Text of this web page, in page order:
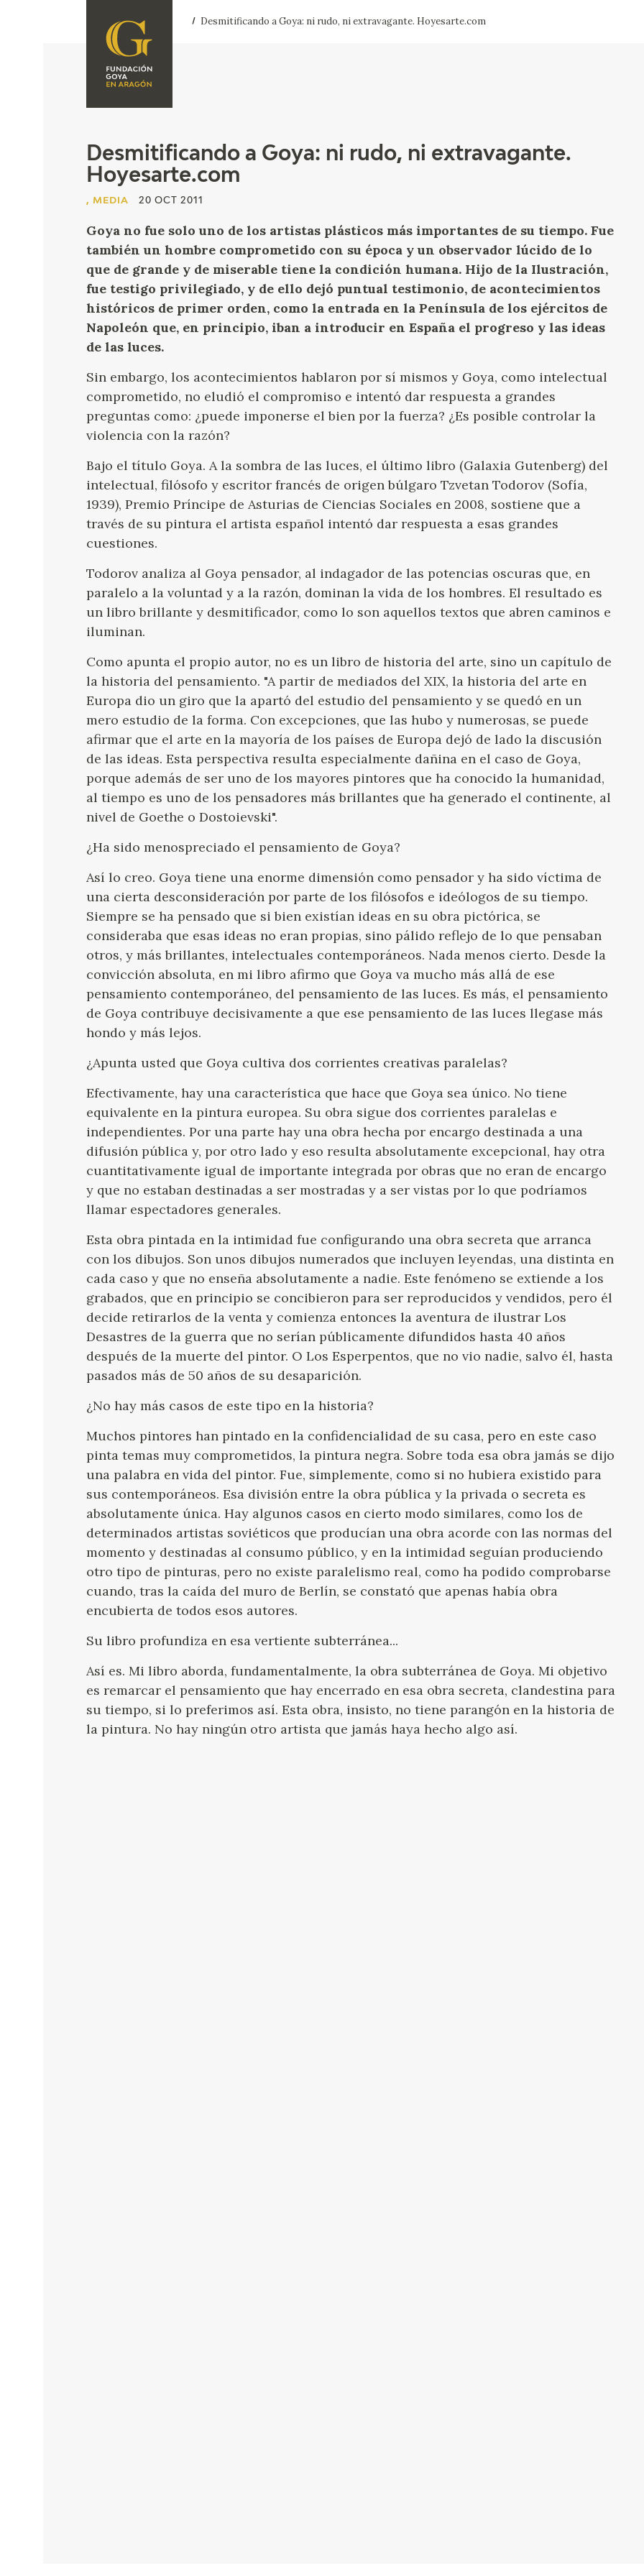
FOUNDATION
SOMOS
CORPORATE
ACTION
CONTACT
GOYA
Desmitificando a Goya: ni rudo, ni extravagante.
Hoyesarte.com
, MEDIA 20 OCT 2011
Goya no fue solo uno de los artistas plásticos más importantes de su tiempo. Fue
también un hombre comprometido con su época y un observador lúcido de lo
que de grande y de miserable tiene la condición humana. Hijo de la Ilustración,
fue testigo privilegiado, y de ello dejó puntual testimonio, de acontecimientos
históricos de primer orden, como la entrada en la Península de los ejércitos de
Napoleón que, en principio, iban a introducir en España el progreso y las ideas
de las luces.
Sin embargo, los acontecimientos hablaron por sí mismos y Goya, como intelectual
comprometido, no eludió el compromiso e intentó dar respuesta a grandes
preguntas como: ¿puede imponerse el bien por la fuerza? ¿Es posible controlar la
violencia con la razón?
Bajo el título Goya. A la sombra de las luces, el último libro (Galaxia Gutenberg) del
intelectual, filósofo y escritor francés de origen búlgaro Tzvetan Todorov (Sofía,
1939), Premio Príncipe de Asturias de Ciencias Sociales en 2008, sostiene que a
través de su pintura el artista español intentó dar respuesta a esas grandes
cuestiones.
Todorov analiza al Goya pensador, al indagador de las potencias oscuras que, en
paralelo a la voluntad y a la razón, dominan la vida de los hombres. El resultado es
un libro brillante y desmitificador, como lo son aquellos textos que abren caminos e
iluminan.
Como apunta el propio autor, no es un libro de historia del arte, sino un capítulo de
la historia del pensamiento. "A partir de mediados del XIX, la historia del arte en
Europa dio un giro que la apartó del estudio del pensamiento y se quedó en un
mero estudio de la forma. Con excepciones, que las hubo y numerosas, se puede
afirmar que el arte en la mayoría de los países de Europa dejó de lado la discusión
de las ideas. Esta perspectiva resulta especialmente dañina en el caso de Goya,
porque además de ser uno de los mayores pintores que ha conocido la humanidad,
al tiempo es uno de los pensadores más brillantes que ha generado el continente, al
nivel de Goethe o Dostoievski".
¿Ha sido menospreciado el pensamiento de Goya?
Así lo creo. Goya tiene una enorme dimensión como pensador y ha sido víctima de
una cierta desconsideración por parte de los filósofos e ideólogos de su tiempo.
Siempre se ha pensado que si bien existían ideas en su obra pictórica, se
consideraba que esas ideas no eran propias, sino pálido reflejo de lo que pensaban
otros, y más brillantes, intelectuales contemporáneos. Nada menos cierto. Desde la
convicción absoluta, en mi libro afirmo que Goya va mucho más allá de ese
pensamiento contemporáneo, del pensamiento de las luces. Es más, el pensamiento
de Goya contribuye decisivamente a que ese pensamiento de las luces llegase más
hondo y más lejos.
¿Apunta usted que Goya cultiva dos corrientes creativas paralelas?
Efectivamente, hay una característica que hace que Goya sea único. No tiene
equivalente en la pintura europea. Su obra sigue dos corrientes paralelas e
independientes. Por una parte hay una obra hecha por encargo destinada a una
difusión pública y, por otro lado y eso resulta absolutamente excepcional, hay otra
cuantitativamente igual de importante integrada por obras que no eran de encargo
y que no estaban destinadas a ser mostradas y a ser vistas por lo que podríamos
llamar espectadores generales.
Esta obra pintada en la intimidad fue configurando una obra secreta que arranca
con los dibujos. Son unos dibujos numerados que incluyen leyendas, una distinta en
cada caso y que no enseña absolutamente a nadie. Este fenómeno se extiende a los
grabados, que en principio se concibieron para ser reproducidos y vendidos, pero él
decide retirarlos de la venta y comienza entonces la aventura de ilustrar Los
Desastres de la guerra que no serían públicamente difundidos hasta 40 años
después de la muerte del pintor. O Los Esperpentos, que no vio nadie, salvo él, hasta
pasados más de 50 años de su desaparición.
¿No hay más casos de este tipo en la historia?
Muchos pintores han pintado en la confidencialidad de su casa, pero en este caso
pinta temas muy comprometidos, la pintura negra. Sobre toda esa obra jamás se dijo
una palabra en vida del pintor. Fue, simplemente, como si no hubiera existido para
sus contemporáneos. Esa división entre la obra pública y la privada o secreta es
absolutamente única. Hay algunos casos en cierto modo similares, como los de
determinados artistas soviéticos que producían una obra acorde con las normas del
momento y destinadas al consumo público, y en la intimidad seguían produciendo
otro tipo de pinturas, pero no existe paralelismo real, como ha podido comprobarse
cuando, tras la caída del muro de Berlín, se constató que apenas había obra
encubierta de todos esos autores.
Su libro profundiza en esa vertiente subterránea...
Así es. Mi libro aborda, fundamentalmente, la obra subterránea de Goya. Mi objetivo
es remarcar el pensamiento que hay encerrado en esa obra secreta, clandestina para
su tiempo, si lo preferimos así. Esta obra, insisto, no tiene parangón en la historia de
la pintura. No hay ningún otro artista que jamás haya hecho algo así.
Desmitificando a Goya: ni rudo, ni extravagante. Hoyesarte.com